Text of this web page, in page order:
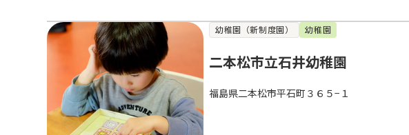
幼稚園（新制度園） 幼稚園
二本松市立石井幼稚園
福島県二本松市平石町３６５−１